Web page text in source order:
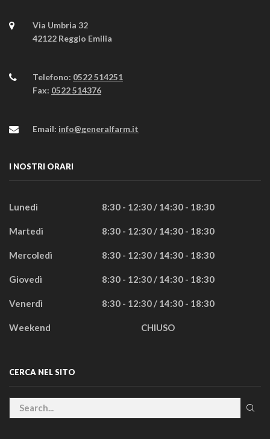
Via Umbria 32
42122 Reggio Emilia
Telefono: 0522 514251
Fax: 0522 514376
Email: info@generalfarm.it
I NOSTRI ORARI
Lunedì 8:30 - 12:30 / 14:30 - 18:30
Martedì 8:30 - 12:30 / 14:30 - 18:30
Mercoledì 8:30 - 12:30 / 14:30 - 18:30
Giovedì 8:30 - 12:30 / 14:30 - 18:30
Venerdì 8:30 - 12:30 / 14:30 - 18:30
Weekend CHIUSO
CERCA NEL SITO